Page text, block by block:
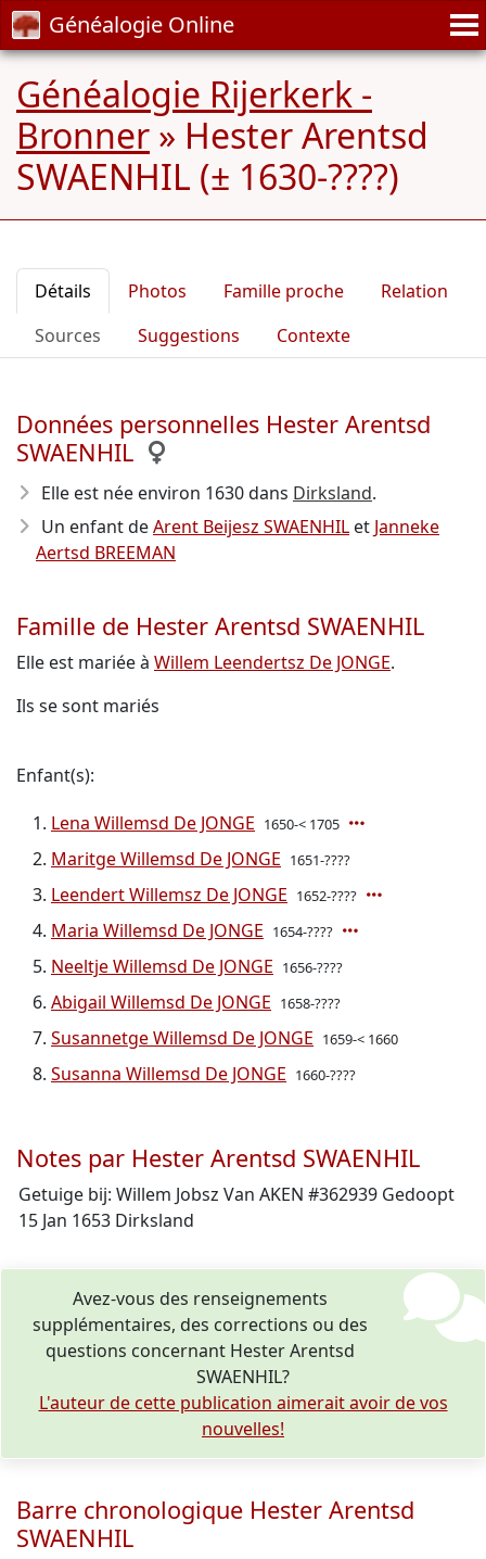
Généalogie Online
Généalogie Rijerkerk -
Bronner » Hester Arentsd
SWAENHIL (± 1630-????)
Détails Photos Famille proche
Relation
Sources
Suggestions Contexte
Données personnelles Hester Arentsd
SWAENHIL
Elle est née environ 1630dans Dirksland.
Un enfant deArent Beijesz SWAENHIL et Janneke
Aertsd BREEMAN
Famille de Hester Arentsd SWAENHIL
Elle est mariée à Willem Leendertsz De JONGE.
Ils se sont mariés
Enfant(s):
Lena Willemsd De JONGE 1650-< 1705
Maritge Willemsd De JONGE 1651-????
Leendert Willemsz De JONGE 1652-????
Maria Willemsd De JONGE 1654-????
Neeltje Willemsd De JONGE 1656-????
Abigail Willemsd De JONGE 1658-????
Susannetge Willemsd De JONGE 1659-< 1660
Susanna Willemsd De JONGE 1660-????
Notes par Hester Arentsd SWAENHIL
Getuige bij: Willem Jobsz Van AKEN #362939 Gedoopt
15 Jan 1653 Dirksland
Avez-vous des renseignements
supplémentaires, des corrections ou des
questions concernant Hester Arentsd
SWAENHIL?
L'auteur de cette publication aimerait avoir de vos
nouvelles!
Barre chronologique Hester Arentsd
SWAENHIL